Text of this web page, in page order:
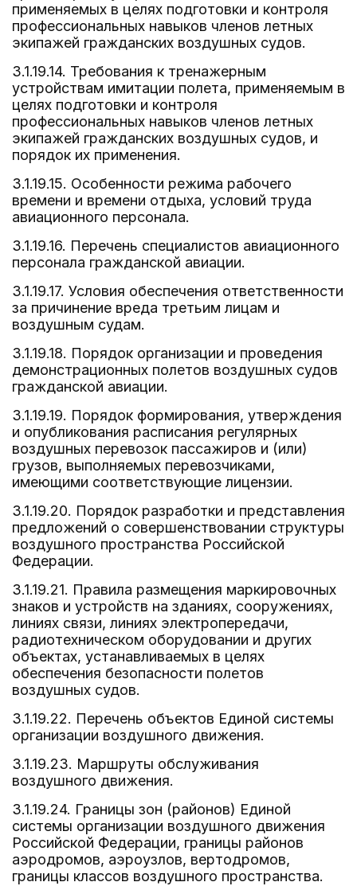
применяемых в целях подготовки и контроля
профессиональных навыков членов летных
экипажей гражданских воздушных судов.
3.1.19.14. Требования к тренажерным
устройствам имитации полета, применяемым в
целях подготовки и контроля
профессиональных навыков членов летных
экипажей гражданских воздушных судов, и
порядок их применения.
3.1.19.15. Особенности режима рабочего
времени и времени отдыха, условий труда
авиационного персонала.
3.1.19.16. Перечень специалистов авиационного
персонала гражданской авиации.
3.1.19.17. Условия обеспечения ответственности
за причинение вреда третьим лицам и
воздушным судам.
3.1.19.18. Порядок организации и проведения
демонстрационных полетов воздушных судов
гражданской авиации.
3.1.19.19. Порядок формирования, утверждения
и опубликования расписания регулярных
воздушных перевозок пассажиров и (или)
грузов, выполняемых перевозчиками,
имеющими соответствующие лицензии.
3.1.19.20. Порядок разработки и представления
предложений о совершенствовании структуры
воздушного пространства Российской
Федерации.
3.1.19.21. Правила размещения маркировочных
знаков и устройств на зданиях, сооружениях,
линиях связи, линиях электропередачи,
радиотехническом оборудовании и других
объектах, устанавливаемых в целях
обеспечения безопасности полетов
воздушных судов.
3.1.19.22. Перечень объектов Единой системы
организации воздушного движения.
3.1.19.23. Маршруты обслуживания
воздушного движения.
3.1.19.24. Границы зон (районов) Единой
системы организации воздушного движения
Российской Федерации, границы районов
аэродромов, аэроузлов, вертодромов,
границы классов воздушного пространства.